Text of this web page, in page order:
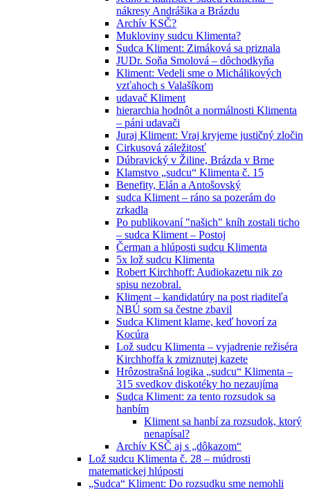
nákresy Andrášika a Brázdu
Archív KSČ?
Mukloviny sudcu Klimenta?
Sudca Kliment: Zimáková sa priznala
JUDr. Soňa Smolová – dôchodkyňa
Kliment: Vedeli sme o Michálikových
vzťahoch s Valašíkom
udavač Kliment
hierarchia hodnôt a normálnosti Klimenta
– páni udavači
Juraj Kliment: Vraj kryjeme justičný zločin
Cirkusová záležitosť
Dúbravický v Žiline, Brázda v Brne
Klamstvo „sudcu“ Klimenta č. 15
Benefity, Elán a Antošovský
sudca Kliment – ráno sa pozerám do
zrkadla
Po publikovaní "našich" kníh zostali ticho
– sudca Kliment – Postoj
Čerman a hlúposti sudcu Klimenta
5x lož sudcu Klimenta
Robert Kirchhoff: Audiokazetu nik zo
spisu nezobral.
Kliment – kandidatúry na post riaditeľa
NBÚ som sa čestne zbavil
Sudca Kliment klame, keď hovorí za
Kocúra
Lož sudcu Klimenta – vyjadrenie režiséra
Kirchhoffa k zmiznutej kazete
Hrôzostrašná logika „sudcu“ Klimenta –
315 svedkov diskotéky ho nezaujíma
Sudca Kliment: za tento rozsudok sa
hanbím
Kliment sa hanbí za rozsudok, ktorý
nenapísal?
Archív KSČ aj s „dôkazom“
Lož sudcu Klimenta č. 28 – múdrosti
matematickej hlúposti
„Sudca“ Kliment: Do rozsudku sme nemohli